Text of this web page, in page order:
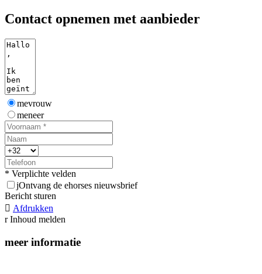
Contact opnemen met aanbieder
mevrouw
meneer
* Verplichte velden
jOntvang de ehorses nieuwsbrief
Bericht sturen
 Afdrukken
r Inhoud melden
meer informatie